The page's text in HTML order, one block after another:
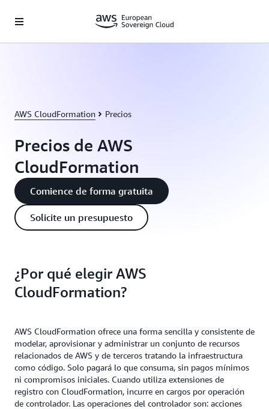
AWS CloudFormation Precios
Precios de AWS
CloudFormation
Comience de forma gratuita
Solicite un presupuesto
¿Por qué elegir AWS
CloudFormation?
AWS CloudFormation ofrece una forma sencilla y consistente de
modelar, aprovisionar y administrar un conjunto de recursos
relacionados de AWS y de terceros tratando la infraestructura
como código. Solo pagará lo que consuma, sin pagos mínimos
ni compromisos iniciales. Cuando utiliza extensiones de
registro con CloudFormation, incurre en cargos por operación
de controlador. Las operaciones del controlador son: acciones